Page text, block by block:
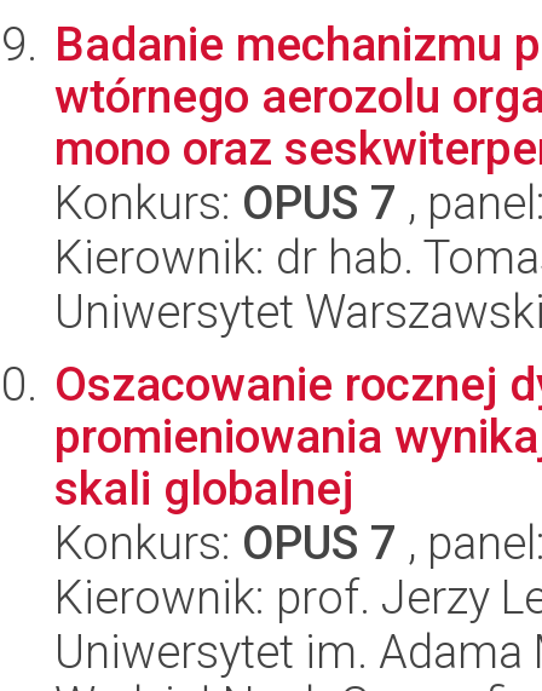
Badanie mechanizmu
wtórnego aerozolu
mono oraz
Konkurs: OPUS 7 ,
Kierownik: dr hab.
Uniwersytet
Oszacowanie rocznej
promieniowania
skali globalnej
Konkurs: OPUS 7 ,
Kierownik: prof. Jerzy
Uniwersytet im.